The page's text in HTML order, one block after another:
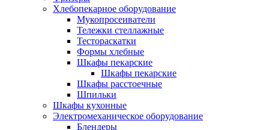
Хлебопекарное оборудование
Мукопросеиватели
Тележки стеллажные
Тестораскатки
Формы хлебные
Шкафы пекарские
Шкафы пекарские
Шкафы расстоечные
Шпильки
Шкафы кухонные
Электромеханическое оборудование
Блендеры